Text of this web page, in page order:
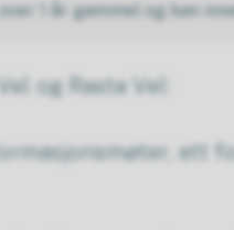
1 år gammel og kan
og Rasta Vel:
ett